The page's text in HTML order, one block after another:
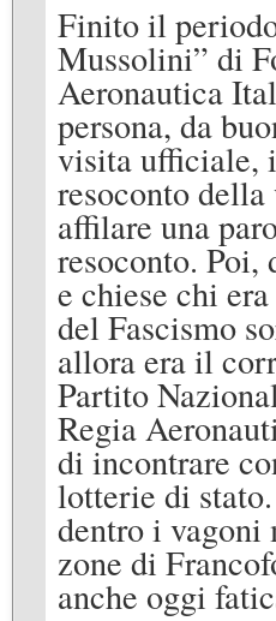
Finito il
Mussolini” di
Aeronautica
persona, da
visita ufficiale,
resoconto
affilare una
resoconto.
e chiese chi
del Fascismo
allora era il
Partito
Regia
di incontrare
lotterie di
dentro i vagoni
zone di
anche oggi